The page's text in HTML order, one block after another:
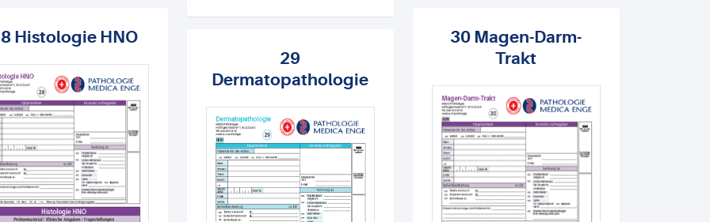
Histologie HNO
29
Dermatopathologie
30 Magen-Darm-
Trakt